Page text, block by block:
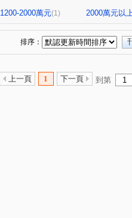
1200-2000萬元(1) 2000萬元以
排序：
上一頁 1 下一頁 到第